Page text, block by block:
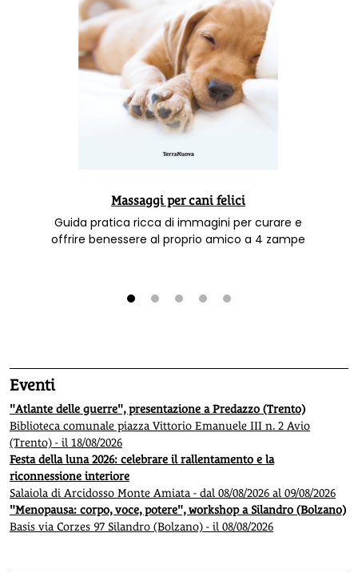
Massaggi per cani felici
Guida pratica ricca di immagini per curare e
offrire benessere al proprio amico a 4 zampe
Eventi
"Atlante delle guerre", presentazione a Predazzo (Trento)
Biblioteca comunale piazza Vittorio Emanuele III n. 2 Avio
(Trento) - il 18/08/2026
Festa della luna 2026: celebrare il rallentamento e la
riconnessione interiore
Salaiola di Arcidosso Monte Amiata - dal 08/08/2026 al 09/08/2026
"Menopausa: corpo, voce, potere", workshop a Silandro (Bolzano)
Basis via Corzes 97 Silandro (Bolzano) - il 08/08/2026